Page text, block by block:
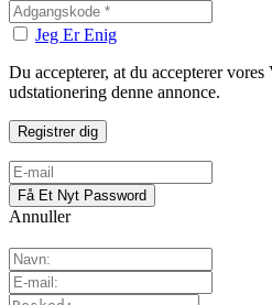
Jeg Er Enig
Du accepterer, at du accepterer
udstationering denne annonce.
Annuller